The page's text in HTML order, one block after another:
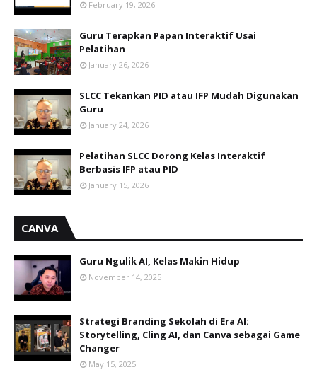
February 19, 2026
Guru Terapkan Papan Interaktif Usai
Pelatihan
January 26, 2026
SLCC Tekankan PID atau IFP Mudah Digunakan
Guru
January 24, 2026
Pelatihan SLCC Dorong Kelas Interaktif
Berbasis IFP atau PID
January 15, 2026
CANVA
Guru Ngulik AI, Kelas Makin Hidup
November 14, 2025
Strategi Branding Sekolah di Era AI:
Storytelling, Cling AI, dan Canva sebagai Game
Changer
May 15, 2025